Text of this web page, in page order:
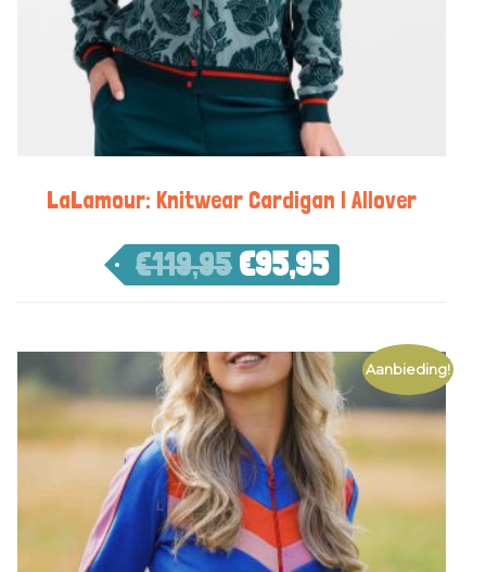
LaLamour: Knitwear Cardigan | Allover
€119,95 €95,95
Aanbieding!